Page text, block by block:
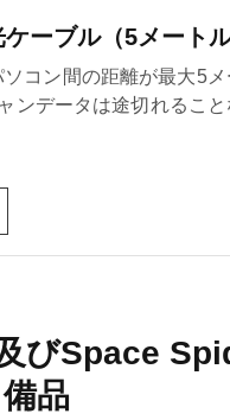
ーブル（5メートル
コン間の距離が最大5
ンデータは途切れること
びSpace
品